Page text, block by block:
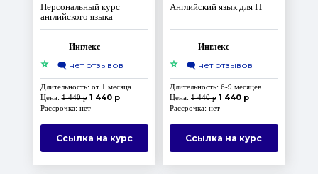
Персональный курс
английского языка
Инглекс
⭐ 🗨️ нет отзывов
Длительность: от 1 месяца
Цена:1 440 р 1 440 р
Рассрочка: нет
Ссылка на курс
Английский язык для IT
Инглекс
⭐ 🗨️ нет отзывов
Длительность: 6-9 месяцев
Цена: 1 440 р 1 440 р
Рассрочка: нет
Ссылка на курс